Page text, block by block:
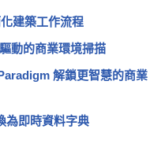
建築工作流程
動的商業環境掃描
解鎖更智慧的商業
為即時資料字典